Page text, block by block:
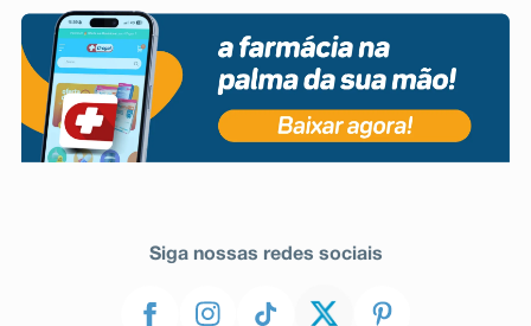
Siga nossas redes sociais